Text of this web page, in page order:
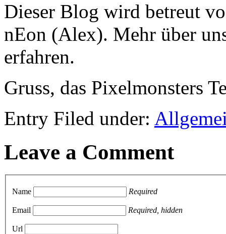
Dieser Blog wird betreut
nEon (Alex). Mehr über
erfahren.
Gruss, das Pixelmonsters
Entry Filed under:
Leave a Comment
Name Required
Email Required, hidden
Url